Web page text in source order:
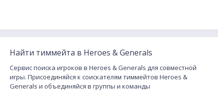
Найти тиммейта в Heroes & Generals
Сервис поиска игроков в Heroes & Generals для совместной
игры. Присоединяйся к соискателям тиммейтов Heroes &
Generals и объединяйся в группы и команды